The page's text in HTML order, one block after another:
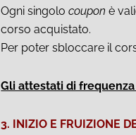
Ogni singolocoupon è
corso acquistato.
Per poter sbloccare il
Gli attestati di
3. INIZIO E FRUIZIONE